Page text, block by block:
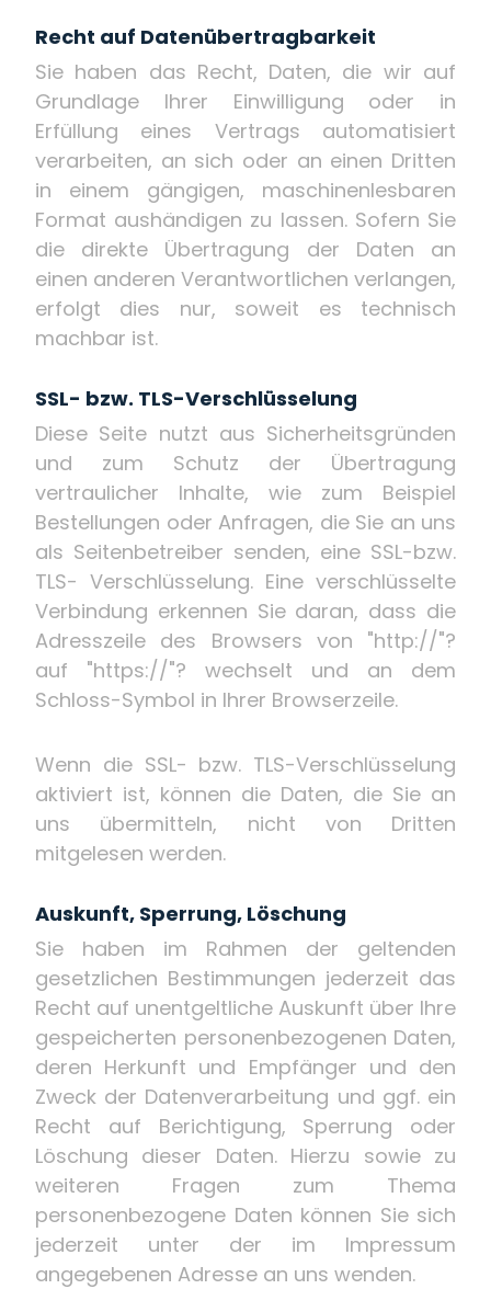
Recht auf Datenübertragbarkeit
Sie haben das Recht, Daten, die wir auf
Grundlage Ihrer Einwilligung oder in
Erfüllung eines Vertrags automatisiert
verarbeiten, an sich oder an einen Dritten
in einem gängigen, maschinenlesbaren
Format aushändigen zu lassen. Sofern Sie
die direkte Übertragung der Daten an
einen anderen Verantwortlichen verlangen,
erfolgt dies nur, soweit es technisch
machbar ist.
SSL- bzw. TLS-Verschlüsselung
Diese Seite nutzt aus Sicherheitsgründen
und zum Schutz der Übertragung
vertraulicher Inhalte, wie zum Beispiel
Bestellungen oder Anfragen, die Sie an uns
als Seitenbetreiber senden, eine SSL-bzw.
TLS- Verschlüsselung. Eine verschlüsselte
Verbindung erkennen Sie daran, dass die
Adresszeile des Browsers von "http://"?
auf "https://"? wechselt und an dem
Schloss-Symbol in Ihrer Browserzeile.
Wenn die SSL- bzw. TLS-Verschlüsselung
aktiviert ist, können die Daten, die Sie an
uns übermitteln, nicht von Dritten
mitgelesen werden.
Auskunft, Sperrung, Löschung
Sie haben im Rahmen der geltenden
gesetzlichen Bestimmungen jederzeit das
Recht auf unentgeltliche Auskunft über Ihre
gespeicherten personenbezogenen Daten,
deren Herkunft und Empfänger und den
Zweck der Datenverarbeitung und ggf. ein
Recht auf Berichtigung, Sperrung oder
Löschung dieser Daten. Hierzu sowie zu
weiteren Fragen zum Thema
personenbezogene Daten können Sie sich
jederzeit unter der im Impressum
angegebenen Adresse an uns wenden.